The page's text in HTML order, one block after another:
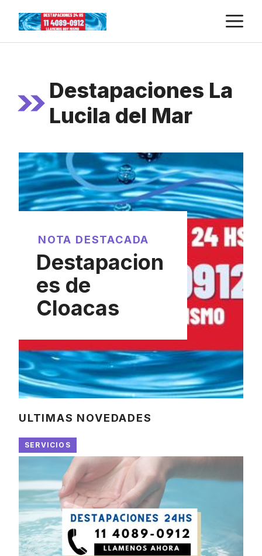
content
Destapaciones La
Lucila del Mar
NOTA DESTACADA
Destapacion
es de
Cloacas
ULTIMAS NOVEDADES
SERVICIOS